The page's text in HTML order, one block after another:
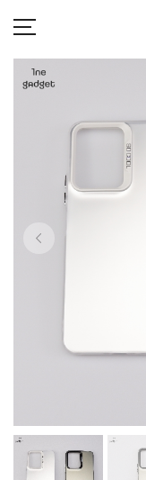
ตรวจสอบสถานะคำสั่งซื้อ
อุปกรณ์สมาร์ทวอช
อุปกรณ์ชาร์จ
อุปกรณ์ในรถยนต์